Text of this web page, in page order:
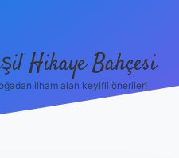
Hikaye Bahçesi
ilham alan keyifli öneriler!